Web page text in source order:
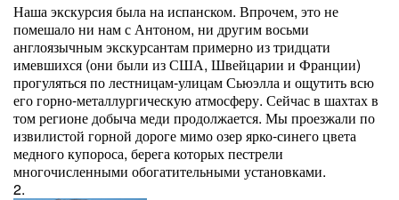
Наша экскурсия была на испанском. Впрочем, это не
помешало ни нам с Антоном, ни другим восьми
англоязычным экскурсантам примерно из тридцати
имевшихся (они были из США, Швейцарии и Франции)
прогуляться по лестницам-улицам Сьюэлла и ощутить всю
его горно-металлургическую атмосферу. Сейчас в шахтах в
том регионе добыча меди продолжается. Мы проезжали по
извилистой горной дороге мимо озер ярко-синего цвета
медного купороса, берега которых пестрели
многочисленными обогатительными установками.
2.